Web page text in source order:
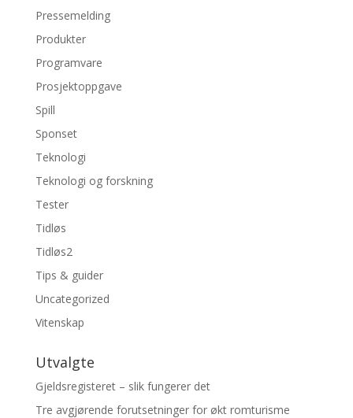
Pressemelding
Produkter
Programvare
Prosjektoppgave
Spill
Sponset
Teknologi
Teknologi og forskning
Tester
Tidløs
Tidløs2
Tips & guider
Uncategorized
Vitenskap
Utvalgte
Gjeldsregisteret – slik fungerer det
Tre avgjørende forutsetninger for økt romturisme